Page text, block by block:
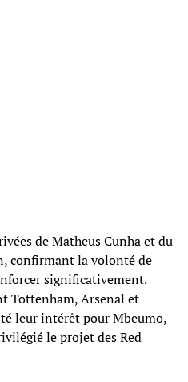
de Matheus Cunha et du
confirmant la volonté de
significativement.
Tottenham, Arsenal et
leur intérêt pour Mbeumo,
le projet des Red